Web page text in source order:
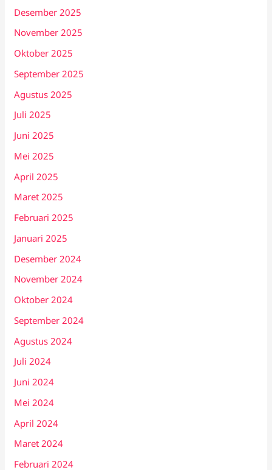
Desember 2025
November 2025
Oktober 2025
September 2025
Agustus 2025
Juli 2025
Juni 2025
Mei 2025
April 2025
Maret 2025
Februari 2025
Januari 2025
Desember 2024
November 2024
Oktober 2024
September 2024
Agustus 2024
Juli 2024
Juni 2024
Mei 2024
April 2024
Maret 2024
Februari 2024